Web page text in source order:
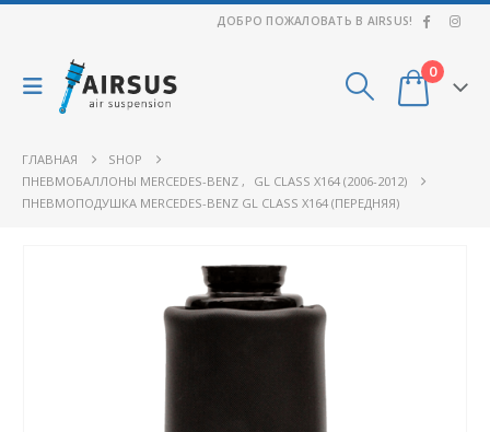
ДОБРО ПОЖАЛОВАТЬ В AIRSUS!
0
ГЛАВНАЯ
SHOP
ПНЕВМОБАЛЛОНЫ MERCEDES-BENZ ,
GL CLASS X164 (2006-2012)
ПНЕВМОПОДУШКА MERCEDES-BENZ GL CLASS X164 (ПЕРЕДНЯЯ)